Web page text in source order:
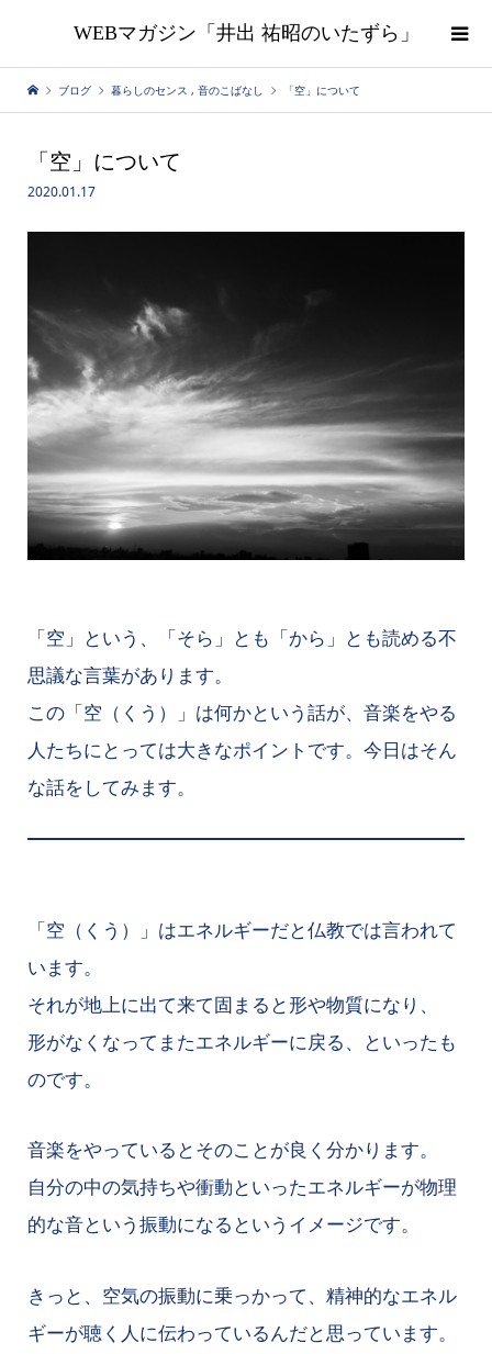
WEBマガジン「井出 祐昭のいたずら」
ブログ 暮らしのセンス , 音のこばなし 「空」について
「空」について
2020.01.17
「空」という、「そら」とも「から」とも読める不
思議な言葉があります。
この「空（くう）」は何かという話が、音楽をやる
人たちにとっては大きなポイントです。今日はそん
な話をしてみます。
「空（くう）」はエネルギーだと仏教では言われて
います。
それが地上に出て来て固まると形や物質になり、
形がなくなってまたエネルギーに戻る、といったも
のです。
音楽をやっているとそのことが良く分かります。
自分の中の気持ちや衝動といったエネルギーが物理
的な音という振動になるというイメージです。
きっと、空気の振動に乗っかって、精神的なエネル
ギーが聴く人に伝わっているんだと思っています。